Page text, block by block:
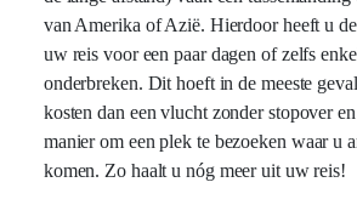
van Amerika of Azië. Hierdoor heeft u
uw reis voor een paar dagen of zelfs
onderbreken. Dit hoeft in de meeste
kosten dan een vlucht zonder stopover
manier om een plek te bezoeken waar u
komen. Zo haalt u nóg meer uit uw reis!